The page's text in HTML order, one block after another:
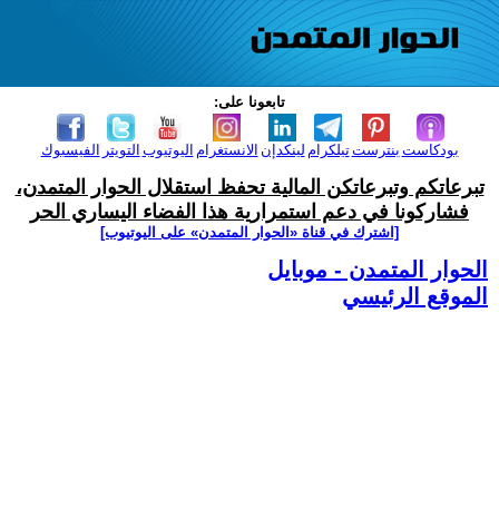
تابعونا على:
الفيسبوك التويتر اليوتيوب الانستغرام لينكدإن تيلكرامبنترست بودكاست
تبرعاتكم وتبرعاتكن المالية تحفظ استقلال الحوار المتمدن،
فشاركونا في دعم استمرارية هذا الفضاء اليساري الحر
[اشترك في قناة ‫«الحوار المتمدن» على اليوتيوب]
الحوار المتمدن - موبايل
الموقع الرئيسي